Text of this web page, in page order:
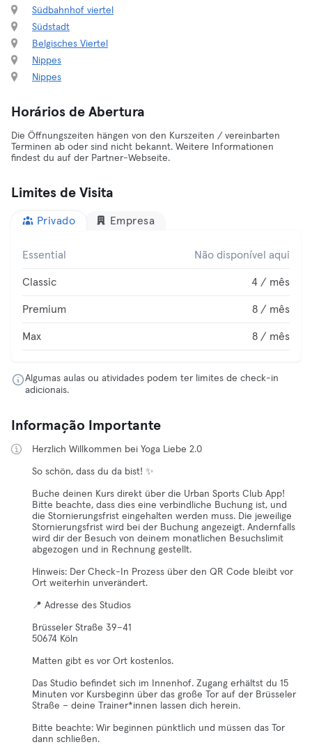
Südbahnhof viertel
Südstadt
Belgisches Viertel
Nippes
Nippes
Horários de Abertura
Die Öffnungszeiten hängen von den Kurszeiten / vereinbarten
Terminen ab oder sind nicht bekannt. Weitere Informationen
findest du auf der Partner-Webseite.
Limites de Visita
Privado Empresa
Essential Não disponível aqui
Classic 4 / mês
Premium 8 / mês
Max 8 / mês
Algumas aulas ou atividades podem ter limites de check-in
adicionais.
Informação Importante
Herzlich Willkommen bei Yoga Liebe 2.0
So schön, dass du da bist! ✨
Buche deinen Kurs direkt über die Urban Sports Club App!
Bitte beachte, dass dies eine verbindliche Buchung ist, und
die Stornierungsfrist eingehalten werden muss. Die jeweilige
Stornierungsfrist wird bei der Buchung angezeigt. Andernfalls
wird dir der Besuch von deinem monatlichen Besuchslimit
abgezogen und in Rechnung gestellt.
Hinweis: Der Check-In Prozess über den QR Code bleibt vor
Ort weiterhin unverändert.
📍 Adresse des Studios
Brüsseler Straße 39–41
50674 Köln
Matten gibt es vor Ort kostenlos.
Das Studio befindet sich im Innenhof. Zugang erhältst du 15
Minuten vor Kursbeginn über das große Tor auf der Brüsseler
Straße – deine Trainer*innen lassen dich herein.
Bitte beachte: Wir beginnen pünktlich und müssen das Tor
dann schließen.